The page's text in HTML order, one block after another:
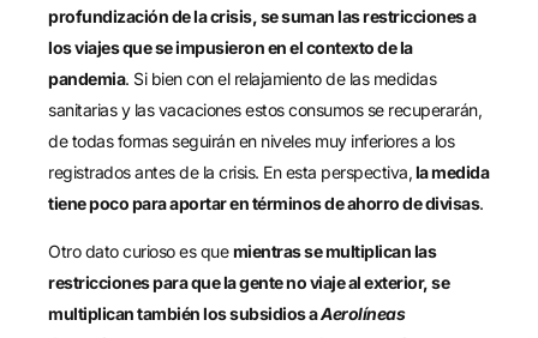
profundización de la crisis, se suman las restricciones a
los viajes que se impusieron en el contexto de la
pandemia. Si bien con el relajamiento de las medidas
sanitarias y las vacaciones estos consumos se recuperarán,
de todas formas seguirán en niveles muy inferiores a los
registrados antes de la crisis. En esta perspectiva,la medida
tiene poco para aportar en términos de ahorro de divisas.
Otro dato curioso es quemientras se multiplican las
restricciones para que la gente no viaje al exterior, se
multiplican también los subsidios aAerolíneas